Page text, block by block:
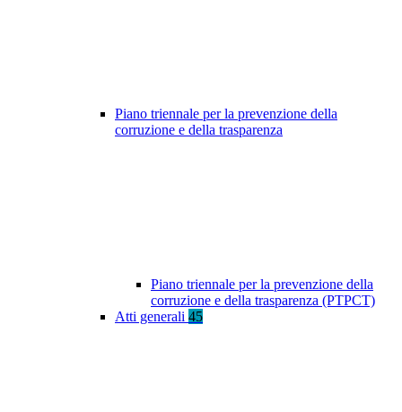
Piano triennale per la prevenzione della
corruzione e della trasparenza
Piano triennale per la prevenzione della
corruzione e della trasparenza (PTPCT)
Atti generali 45